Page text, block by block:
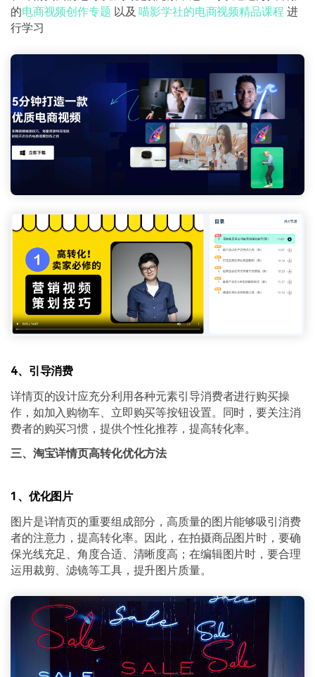
的电商视频创作专题 以及喵影学社的电商视频精品课程 进
行学习
4、引导消费
详情页的设计应充分利用各种元素引导消费者进行购买操
作，如加入购物车、立即购买等按钮设置。同时，要关注消
费者的购买习惯，提供个性化推荐，提高转化率。
三、淘宝详情页高转化优化方法
1、优化图片
图片是详情页的重要组成部分，高质量的图片能够吸引消费
者的注意力，提高转化率。因此，在拍摄商品图片时，要确
保光线充足、角度合适、清晰度高；在编辑图片时，要合理
运用裁剪、滤镜等工具，提升图片质量。